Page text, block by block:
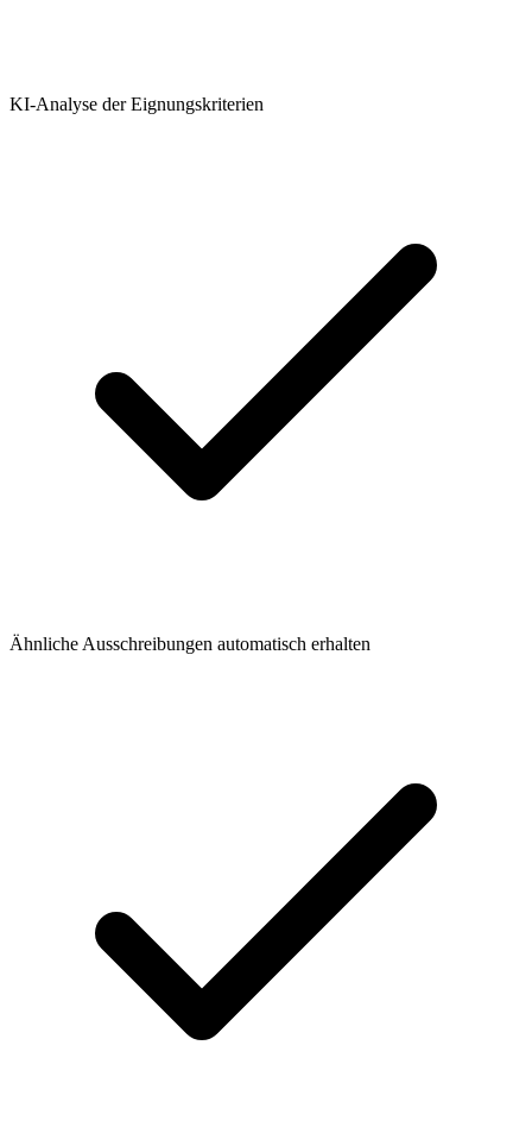
KI-Analyse der Eignungskriterien
Ähnliche Ausschreibungen automatisch erhalten